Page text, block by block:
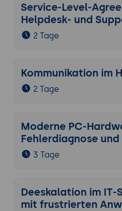
Service-Level-
Helpdesk- und
2 Tage
Kommunikation im
2 Tage
Moderne PC-
Fehlerdiagnose
3 Tage
Deeskalation im IT-
mit frustrierten